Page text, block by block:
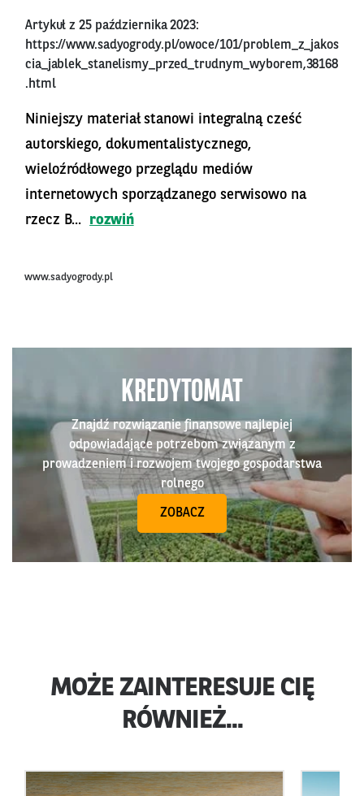
Artykuł z 25 października 2023:
https://www.sadyogrody.pl/owoce/101/problem_z_jakos
cia_jablek_stanelismy_przed_trudnym_wyborem,38168
.html
Niniejszy materiał stanowi integralną cześć
autorskiego, dokumentalistycznego,
wieloźródłowego przeglądu mediów
internetowych sporządzanego serwisowo na
rzecz B...
rozwiń
www.sadyogrody.pl
KREDYTOMAT
Znajdź rozwiązanie finansowe najlepiej
odpowiadające potrzebom związanym z
prowadzeniem i rozwojem twojego gospodarstwa
rolnego
ZOBACZ
MOŻE ZAINTERESUJE CIĘ
RÓWNIEŻ...